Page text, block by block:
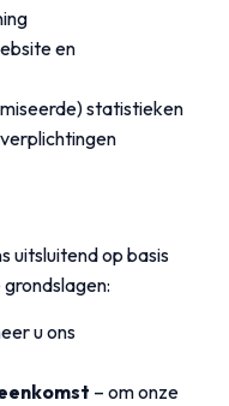
en
statistieken
uitsluitend op basis
u ons
– om onze